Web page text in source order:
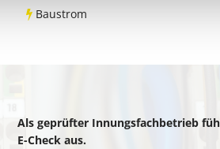
Baustrom
Als geprüfter Innungsfachbetrieb
E-Check aus.